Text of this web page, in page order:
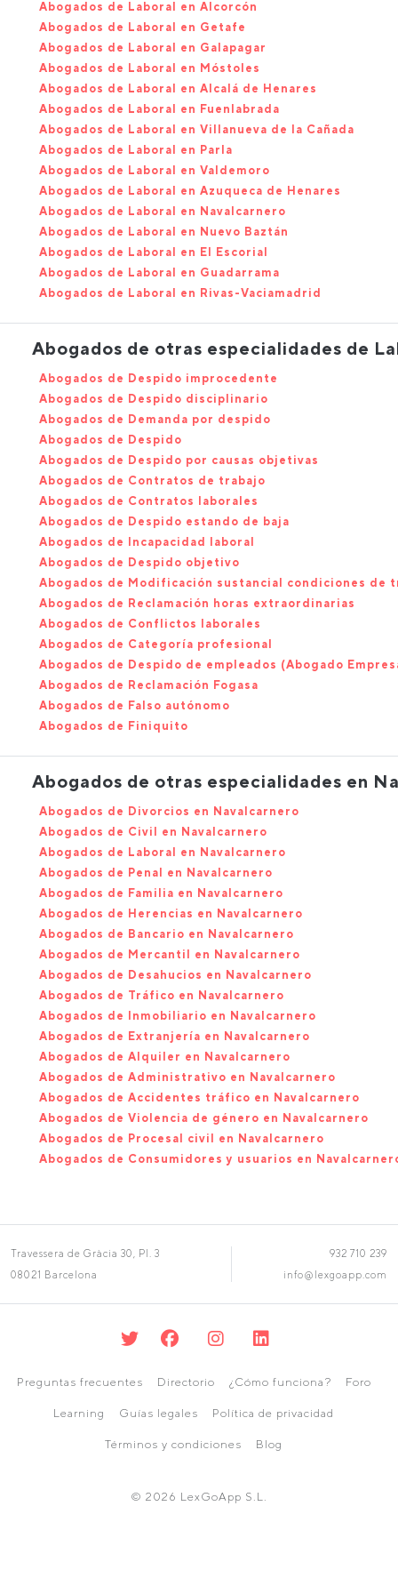
Abogados de Laboral en Alcorcón
Abogados de Laboral en Getafe
Abogados de Laboral en Galapagar
Abogados de Laboral en Móstoles
Abogados de Laboral en Alcalá de Henares
Abogados de Laboral en Fuenlabrada
Abogados de Laboral en Villanueva de la Cañada
Abogados de Laboral en Parla
Abogados de Laboral en Valdemoro
Abogados de Laboral en Azuqueca de Henares
Abogados de Laboral en Navalcarnero
Abogados de Laboral en Nuevo Baztán
Abogados de Laboral en El Escorial
Abogados de Laboral en Guadarrama
Abogados de Laboral en Rivas-Vaciamadrid
Abogados de otras especialidades de
Abogados de Despido improcedente
Abogados de Despido disciplinario
Abogados de Demanda por despido
Abogados de Despido
Abogados de Despido por causas objetivas
Abogados de Contratos de trabajo
Abogados de Contratos laborales
Abogados de Despido estando de baja
Abogados de Incapacidad laboral
Abogados de Despido objetivo
Abogados de Modificación sustancial condiciones de
Abogados de Reclamación horas extraordinarias
Abogados de Conflictos laborales
Abogados de Categoría profesional
Abogados de Despido de empleados (Abogado
Abogados de Reclamación Fogasa
Abogados de Falso autónomo
Abogados de Finiquito
Abogados de otras especialidades en
Abogados de Divorcios en Navalcarnero
Abogados de Civil en Navalcarnero
Abogados de Laboral en Navalcarnero
Abogados de Penal en Navalcarnero
Abogados de Familia en Navalcarnero
Abogados de Herencias en Navalcarnero
Abogados de Bancario en Navalcarnero
Abogados de Mercantil en Navalcarnero
Abogados de Desahucios en Navalcarnero
Abogados de Tráfico en Navalcarnero
Abogados de Inmobiliario en Navalcarnero
Abogados de Extranjería en Navalcarnero
Abogados de Alquiler en Navalcarnero
Abogados de Administrativo en Navalcarnero
Abogados de Accidentes tráfico en Navalcarnero
Abogados de Violencia de género en Navalcarnero
Abogados de Procesal civil en Navalcarnero
Abogados de Consumidores y usuarios en
Travessera de Gràcia 30, Pl. 3
08021 Barcelona
932 710 239
info@lexgoapp.com
Preguntas frecuentes Directorio ¿Cómo funciona? Foro
Learning Guías legales Política de privacidad
Términos y condiciones Blog
© 2026 LexGoApp S.L.